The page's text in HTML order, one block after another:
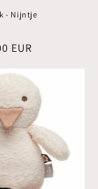
- Nijntje
EUR